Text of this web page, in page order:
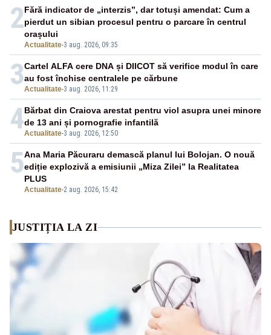
2
Actualitate-3 aug. 2026, 09:35
Fără indicator de „interzis”, dar totuși amendat: Cum a
pierdut un sibian procesul pentru o parcare în centrul
orașului
3Actualitate-3 aug. 2026, 11:29
Cartel ALFA cere DNA și DIICOT să verifice modul în care
au fost închise centralele pe cărbune
4Actualitate-3 aug. 2026, 12:50
Bărbat din Craiova arestat pentru viol asupra unei minore
de 13 ani și pornografie infantilă
5
Actualitate-2 aug. 2026, 15:42
Ana Maria Păcuraru demască planul lui Bolojan. O nouă
ediție explozivă a emisiunii „Miza Zilei” la Realitatea
PLUS
JUSTIȚIA LA ZI